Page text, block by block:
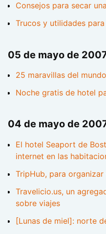
Consejos para secar
Trucos y utilidades
05 de mayo de
25 maravillas del mundo
Noche gratis de hotel
04 de mayo de
El hotel Seaport de
internet en las
TripHub, para
Travelicio.us, un
sobre viajes
[Lunas de miel]: norte